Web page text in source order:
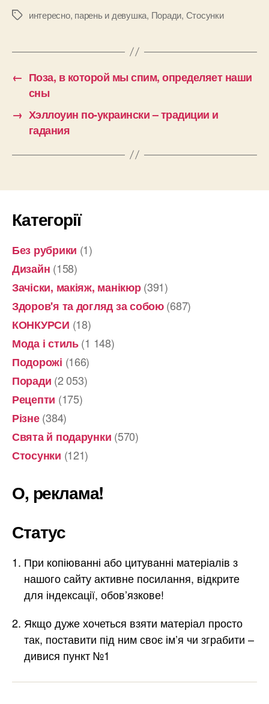
Позначкиинтересно, парень и девушка, Поради, Стосунки
← Поза, в которой мы спим, определяет наши
сны
→ Хэллоуин по-украински – традиции и
гадания
Категорії
Без рубрики (1)
Дизайн (158)
Зачіски, макіяж, манікюр(391)
Здоров'я та догляд за собою(687)
КОНКУРСИ (18)
Мода і стиль(1 148)
Подорожі (166)
Поради (2 053)
Рецепти (175)
Різне(384)
Свята й подарунки (570)
Стосунки (121)
О, реклама!
Статус
При копіюванні або цитуванні матеріалів з
нашого сайту активне посилання, відкрите
для індексації, обов’язкове!
Якщо дуже хочеться взяти матеріал просто
так, поставити під ним своє ім’я чи зграбити –
дивися пункт №1